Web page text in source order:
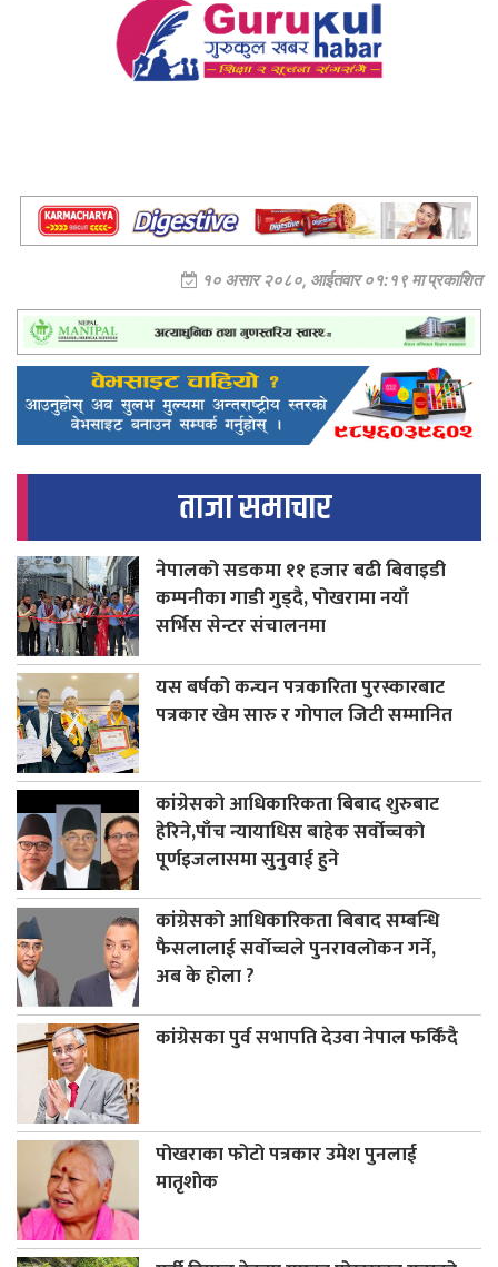
१० असार २०८०, आईतवार ०१:१९ मा प्रकाशित
ताजा समाचार
नेपालको सडकमा ११ हजार बढी बिवाइडी
कम्पनीका गाडी गुड्दै, पोखरामा नयाँ
सर्भिस सेन्टर संचालनमा
यस बर्षको कन्चन पत्रकारिता पुरस्कारबाट
पत्रकार खेम सारु र गोपाल जिटी सम्मानित
कांग्रेसको आधिकारिकता बिबाद शुरुबाट
हेरिने,पाँच न्यायाधिस बाहेक सर्वोच्चको
पूर्णइजलासमा सुनुवाई हुने
कांग्रेसको आधिकारिकता बिबाद सम्बन्धि
फैसलालाई सर्वोच्चले पुनरावलोकन गर्ने,
अब के होला ?
कांग्रेसका पुर्व सभापति देउवा नेपाल फर्किंदै
पोखराका फोटो पत्रकार उमेश पुनलाई
मातृशोक